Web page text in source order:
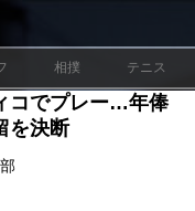
相撲 テニス
コでプレー…年俸
を決断